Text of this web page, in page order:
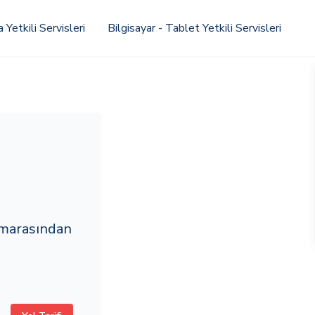
Yetkili Servisleri Bilgisayar - Tablet Yetkili Servisleri